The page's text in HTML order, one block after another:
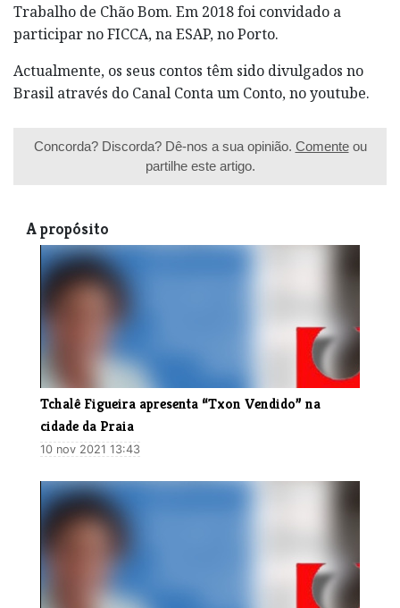
Trabalho de Chão Bom. Em 2018 foi convidado a
participar no FICCA, na ESAP, no Porto.
Actualmente, os seus contos têm sido divulgados no
Brasil através do Canal Conta um Conto, no youtube.
Concorda? Discorda? Dê-nos a sua opinião. Comenteou
partilhe este artigo.
A propósito
Tchalê Figueira apresenta “Txon Vendido” na
cidade da Praia
10 nov 2021 13:43